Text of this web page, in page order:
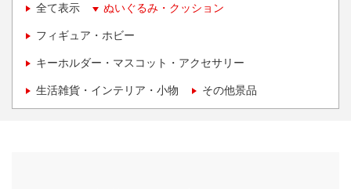
全て表示 ぬいぐるみ・クッション
フィギュア・ホビー
キーホルダー・マスコット・アクセサリー
生活雑貨・インテリア・小物 その他景品